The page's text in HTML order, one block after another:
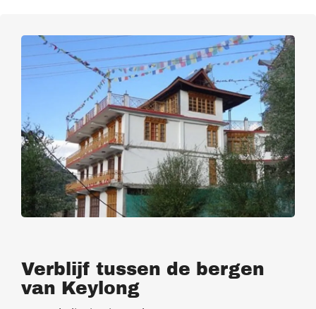
Verblijf tussen de bergen
van Keylong